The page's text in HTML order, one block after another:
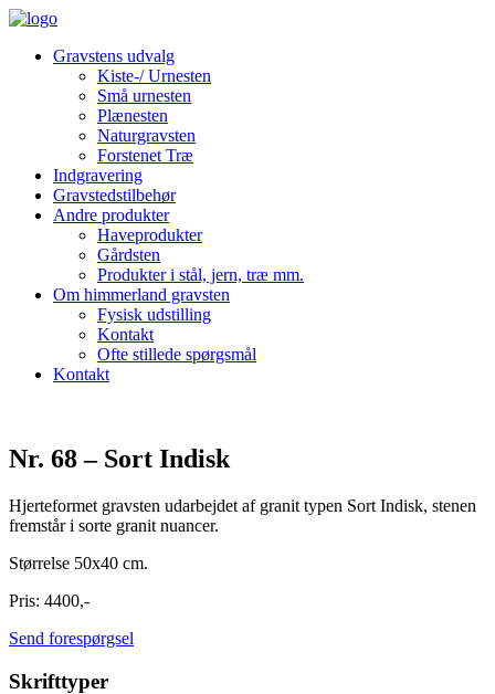
Gravstens udvalg
Kiste-/ Urnesten
Små urnesten
Plænesten
Naturgravsten
Forstenet Træ
Indgravering
Gravstedstilbehør
Andre produkter
Haveprodukter
Gårdsten
Produkter i stål, jern, træ mm.
Om himmerland gravsten
Fysisk udstilling
Kontakt
Ofte stillede spørgsmål
Kontakt
Nr. 68 – Sort Indisk
Hjerteformet gravsten udarbejdet af granit typen Sort Indisk, stenen
fremstår i sorte granit nuancer.
Størrelse 50x40 cm.
Pris: 4400,-
Send forespørgsel
Skrifttyper